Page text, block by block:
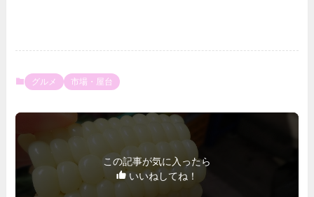
グルメ 市場・屋台
この記事が気に入ったら
いいねしてね！